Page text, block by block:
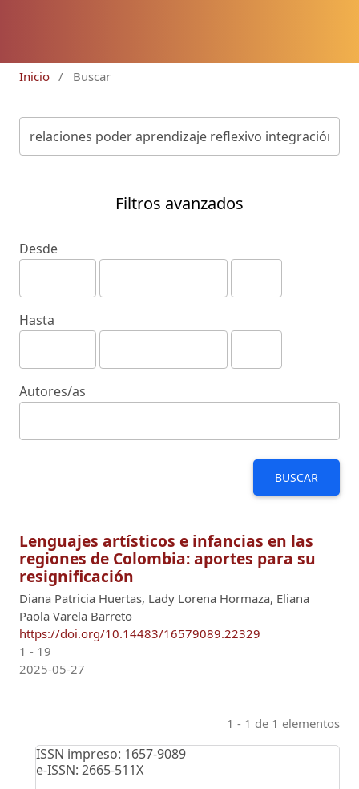
Inicio / Buscar
Filtros avanzados
Desde
Hasta
Autores/as
BUSCAR
Lenguajes artísticos e infancias en las
regiones de Colombia: aportes para su
resignificación
Diana Patricia Huertas, Lady Lorena Hormaza, Eliana
Paola Varela Barreto
https://doi.org/10.14483/16579089.22329
1 - 19
2025-05-27
1 - 1 de 1 elementos
ISSN impreso: 1657-9089
e-ISSN: 2665-511X